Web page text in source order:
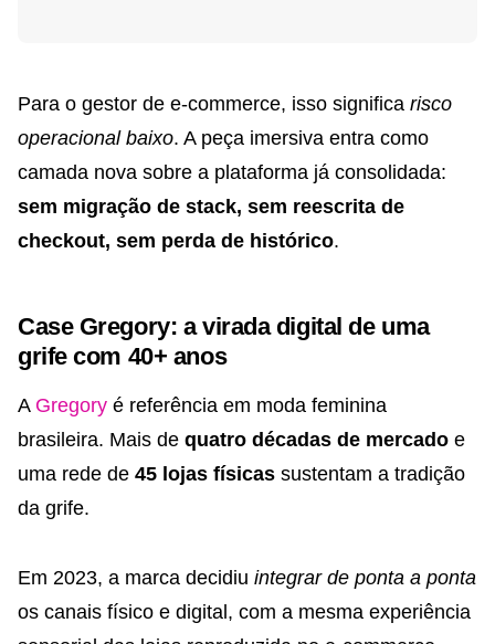
Para o gestor de e-commerce, isso significa risco
operacional baixo. A peça imersiva entra como
camada nova sobre a plataforma já consolidada:
sem migração de stack, sem reescrita de
checkout, sem perda de histórico.
Case Gregory: a virada digital de uma
grife com 40+ anos
A Gregory é referência em moda feminina
brasileira. Mais de quatro décadas de mercado e
uma rede de 45 lojas físicas sustentam a tradição
da grife.
Em 2023, a marca decidiu integrar de ponta a ponta
os canais físico e digital, com a mesma experiência